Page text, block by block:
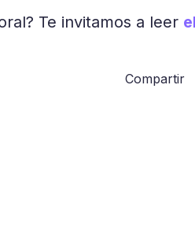
Te invitamos a leer el
Compartir